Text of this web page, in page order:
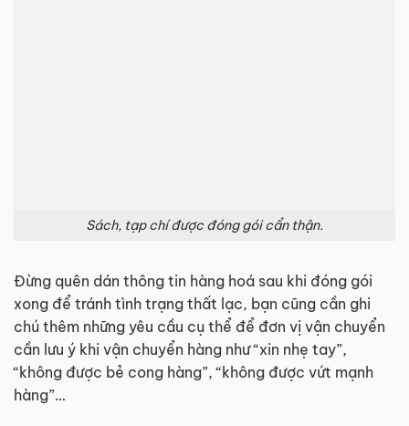
Sách, tạp chí được đóng gói cẩn thận.
Đừng quên dán thông tin hàng hoá sau khi đóng gói
xong để tránh tình trạng thất lạc, bạn cũng cần ghi
chú thêm những yêu cầu cụ thể để đơn vị vận chuyển
cần lưu ý khi vận chuyển hàng như “xin nhẹ tay”,
“không được bẻ cong hàng”, “không được vứt mạnh
hàng”…